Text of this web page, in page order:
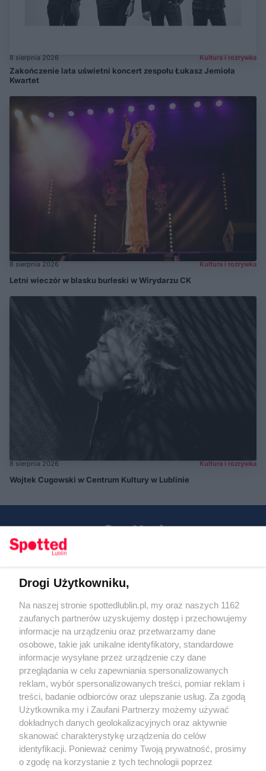
8 sierpnia 2026 Kultura i rozrywka
Zakończenie lata uświetni koncert zespołu Łukasz Jemioła
Kwartet
8 sierpnia 2026 Kultura i rozrywka
Letni wieczór w blasku burleski w Wirydarzu CK
8 sierpnia 2026 Kultura i rozrywka
Wojtek Cugowski w Centrum Kultury w Lublinie
KATEGORIE
OGŁOSZENIA
WYDARZENIA
NA SKRÓTY
Regulamin
Polityka prywatności
RODO
Warunki korzystania z treści
Drogi Użytkowniku,
Na naszej stronie spottedlublin.pl, my oraz naszych 1162
zaufanych partnerów uzyskujemy dostęp i przechowujemy
informacje na urządzeniu oraz przetwarzamy dane
osobowe, takie jak unikalne identyfikatory, standardowe
informacje wysyłane przez urządzenie czy dane
przeglądania w celu zapewniania spersonalizowanych
reklam, wybór spersonalizowanych treści, pomiar reklam i
treści, badanie odbiorców oraz ulepszanie usług. Za zgodą
Użytkownika my i Zaufani Partnerzy możemy używać
dokładnych danych geolokalizacyjnych oraz aktywnie
skanować charakterystykę urządzenia do celów
identyfikacji. Ponieważ cenimy Twoją prywatność, prosimy
o zgodę na korzystanie z tych technologii poprzez